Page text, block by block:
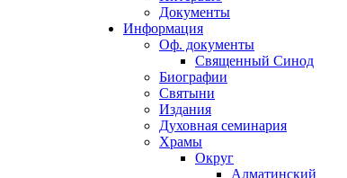
Документы
Информация
Оф. документы
Священный Синод
Биографии
Святыни
Издания
Духовная семинария
Храмы
Округ
Алматинский